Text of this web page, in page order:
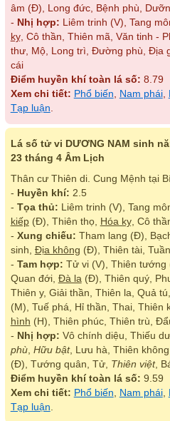
âm (Đ), Long đức, Bệnh phù,
- Nhị hợp: Liêm trinh (V), Tang
kỵ, Cô thần, Thiên mã, Văn tinh -
thư, Mộ, Long trì, Đường phù, Địa
cái
Điểm huyền khí toàn lá số: 8.79
Xem chi tiết: Phổ biến Nam phái,
Tạp luận
Lá số tử vi DƯƠNG NAM sinh
23 tháng 4 Âm Lịch
Thân cư Thiên di. Cung Mệnh tại
- Huyền khí: 2.5
- Tọa thủ: Liêm trinh (V), Tang
kiếp(Đ), Thiên thọ, Hóa kỵ, Cô
- Xung chiếu: Tham lang (Đ),
sinh, Địa không (Đ), Thiên tài, Tuần
- Tam hợp: Tử vi (V), Thiên tướng
Quan đới, Đà la(Đ), Thiên quý,
Thiên y, Giải thần, Thiên la, Quả
(M), Tuế phá, Hỉ thần, Thai,
hình (H), Thiên phúc, Thiên trù,
- Nhị hợp: Vô chính diệu, Thiếu
phù, Hữu bật, Lưu hà, Thiên
(Đ), Tướng quân, Tử, Thiên việt,
Điểm huyền khí toàn lá số: 9.59
Xem chi tiết: Phổ biến, Nam phái,
Tạp luận.